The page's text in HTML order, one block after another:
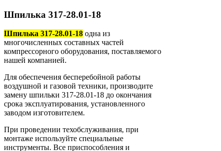
Шпилька 317-28.01-18
Шпилька 317-28.01-18 одна из
многочисленных составных частей
компрессорного оборудования, поставляемого
нашей компанией.
Для обеспечения бесперебойной работы
воздушной и газовой техники, производите
замену шпильки 317-28.01-18 до окончания
срока эксплуатирования, установленного
заводом изготовителем.
При проведении техобслуживания, при
монтаже используйте специальные
инструменты. Все приспособления и